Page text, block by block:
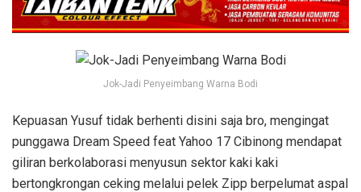
Jok-Jadi Penyeimbang Warna Bodi
Kepuasan Yusuf tidak berhenti disini saja bro, mengingat
punggawa Dream Speed feat Yahoo 17 Cibinong mendapat
giliran berkolaborasi menyusun sektor kaki kaki
bertongkrongan ceking melalui pelek Zipp berpelumat aspal